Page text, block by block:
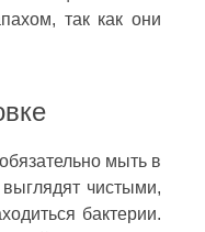
так как они
мыть в
чистыми,
бактерии.